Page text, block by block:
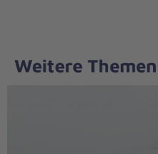
Weitere Themen